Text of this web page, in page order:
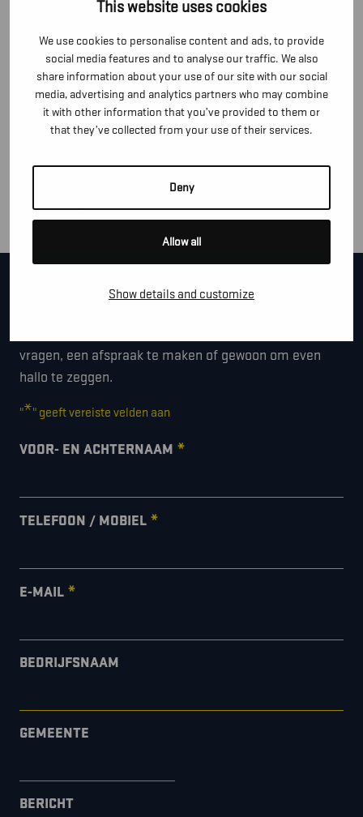
This website uses cookies
We use cookies to personalise content and ads, to provide
social media features and to analyse our traffic. We also
share information about your use of our site with our social
media, advertising and analytics partners who may combine
it with other information that you’ve provided to them or
that they’ve collected from your use of their services.
Deny
Allow all
Show details and customize
comfort tijdens knielend werk en verhoogd rugpand
broekspijpen
CERTIFICERING
MATERIAAL
CONTACTEER ONS!
vragen, een afspraak te maken of gewoon om even
hallo te zeggen.
"*" geeft vereiste velden aan
VOOR- EN ACHTERNAAM *
TELEFOON / MOBIEL *
E-MAIL *
BEDRIJFSNAAM
GEMEENTE
BERICHT